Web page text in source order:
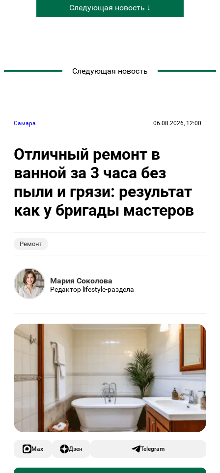
Следующая новость ↓
Следующая новость
Самара 06.08.2026, 12:00
Отличный ремонт в
ванной за 3 часа без
пыли и грязи: результат
как у бригады мастеров
Ремонт
Мария Соколова
Редактор lifestyle-раздела
Max Дзен Telegram